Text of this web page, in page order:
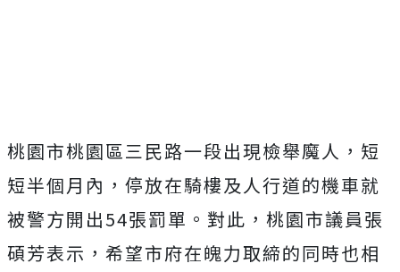
桃園市桃園區三民路一段出現檢舉魔人，短
短半個月內，停放在騎樓及人行道的機車就
被警方開出54張罰單。對此，桃園市議員張
碩芳表示，希望市府在魄力取締的同時也相